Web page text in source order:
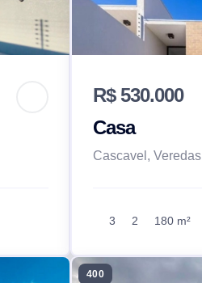
R$ 530.000
Casa
Cascavel, Veredas
3 2 180 m²
400